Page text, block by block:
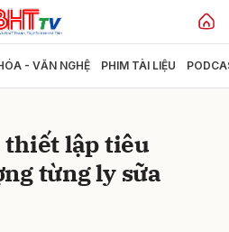
- VĂN NGHỆ PHIM TÀI LIỆU
thiết lập tiêu
từng ly sữa